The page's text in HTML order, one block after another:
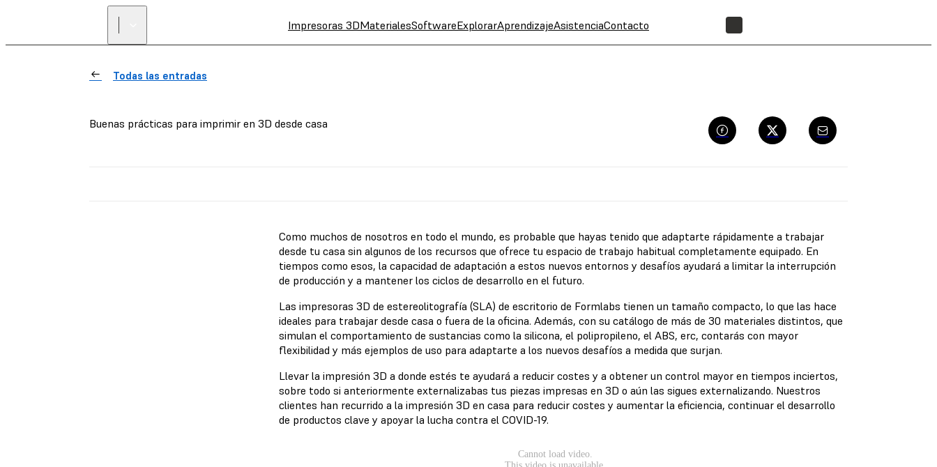
Impresoras 3DMaterialesSoftwareExplorarAprendizajeAsistenciaContacto
Todas las entradas
Buenas prácticas para imprimir en 3D desde casa
Como muchos de nosotros en todo el mundo, es probable que hayas tenido que adaptarte rápidamente a trabajar
desde tu casa sin algunos de los recursos que ofrece tu espacio de trabajo habitual completamente equipado. En
tiempos como esos, la capacidad de adaptación a estos nuevos entornos y desafíos ayudará a limitar la interrupción
de producción y a mantener los ciclos de desarrollo en el futuro.
Las impresoras 3D de estereolitografía (SLA) de escritorio de Formlabs tienen un tamaño compacto, lo que las hace
ideales para trabajar desde casa o fuera de la oficina. Además, con su catálogo de más de 30 materiales distintos, que
simulan el comportamiento de sustancias como la silicona, el polipropileno, el ABS, erc, contarás con mayor
flexibilidad y más ejemplos de uso para adaptarte a los nuevos desafíos a medida que surjan.
Llevar la impresión 3D a donde estés te ayudará a reducir costes y a obtener un control mayor en tiempos inciertos,
sobre todo si anteriormente externalizabas tus piezas impresas en 3D o aún las sigues externalizando. Nuestros
clientes han recurrido a la impresión 3D en casa para reducir costes y aumentar la eficiencia, continuar el desarrollo
de productos clave y apoyar la lucha contra el COVID-19.